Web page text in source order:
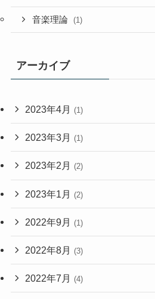
音楽理論 (1)
アーカイブ
2023年4月 (1)
2023年3月 (1)
2023年2月 (2)
2023年1月 (2)
2022年9月 (1)
2022年8月 (3)
2022年7月 (4)